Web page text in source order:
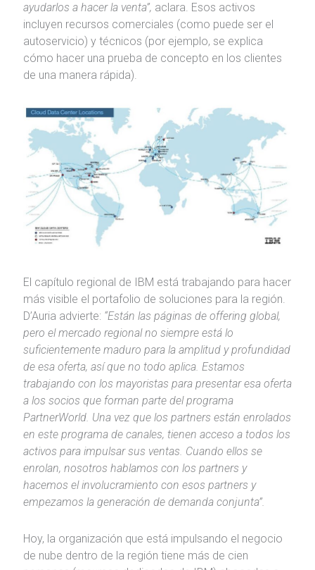
ayudarlos a hacer la venta”, aclara. Esos activos
incluyen recursos comerciales (como puede ser el
autoservicio) y técnicos (por ejemplo, se explica
cómo hacer una prueba de concepto en los clientes
de una manera rápida).
El capítulo regional de IBM está trabajando para hacer
más visible el portafolio de soluciones para la región.
D’Auria advierte: “Están las páginas de offering global,
pero el mercado regional no siempre está lo
suficientemente maduro para la amplitud y profundidad
de esa oferta, así que no todo aplica. Estamos
trabajando con los mayoristas para presentar esa oferta
a los socios que forman parte del programa
PartnerWorld. Una vez que los partners están enrolados
en este programa de canales, tienen acceso a todos los
activos para impulsar sus ventas. Cuando ellos se
enrolan, nosotros hablamos con los partners y
hacemos el involucramiento con esos partners y
empezamos la generación de demanda conjunta”.
Hoy, la organización que está impulsando el negocio
de nube dentro de la región tiene más de cien